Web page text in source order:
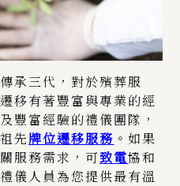
承三代，對於殯葬服
移有著豐富與專業的經
豐富經驗的禮儀團隊，
先牌位遷移服務 。如果
服務需求，可致電協和
儀人員為您提供最有溫